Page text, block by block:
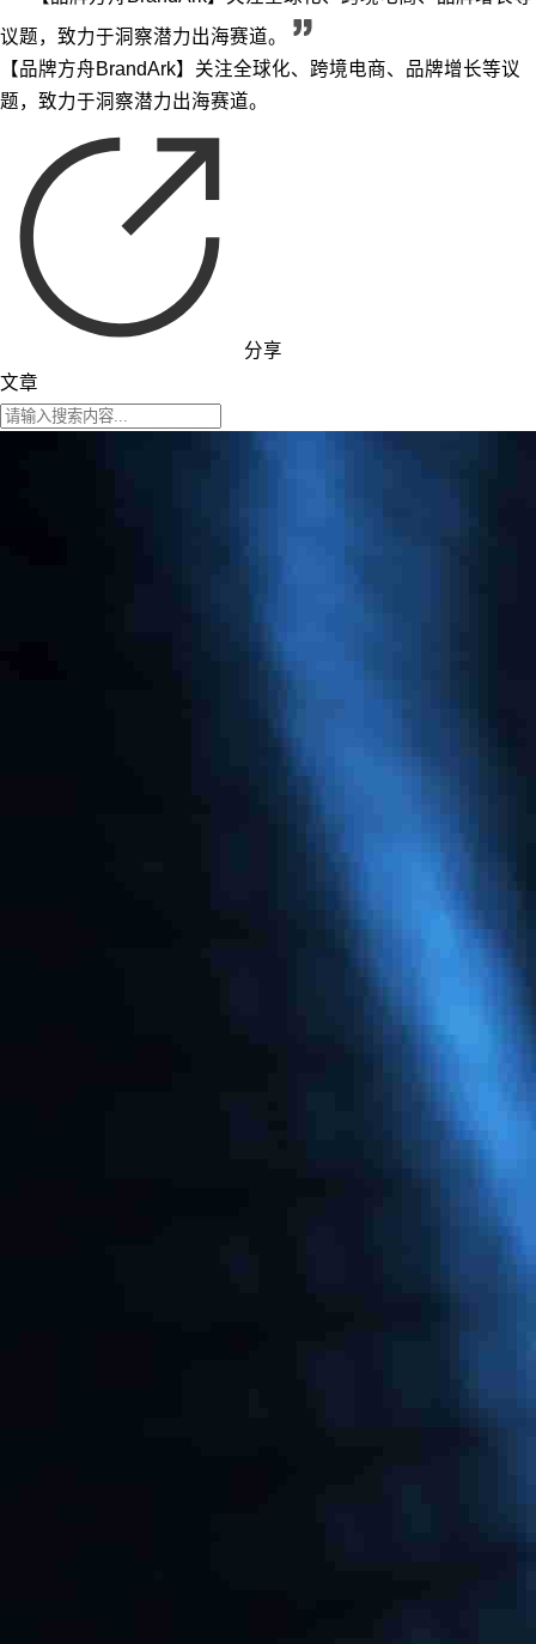
议题，致力于洞察潜力出海赛道。
【品牌方舟BrandArk】关注全球化、跨境电商、品牌增长等议
题，致力于洞察潜力出海赛道。
分享
文章